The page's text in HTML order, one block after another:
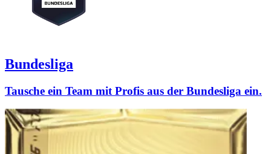
Bundesliga
Tausche ein Team mit Profis aus der Bundesliga ein.